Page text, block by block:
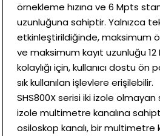
örnekleme hızına ve 6 Mpts
uzunluğuna sahiptir. Yalnızca
etkinleştirildiğinde, maksimum
ve maksimum kayıt uzunluğu 12
kolaylığı için, kullanıcı dostu ön
sık kullanılan işlevlere erişilebilir.
SHS800X serisi iki izole
izole multimetre kanalına
osiloskop kanalı, bir multimetre